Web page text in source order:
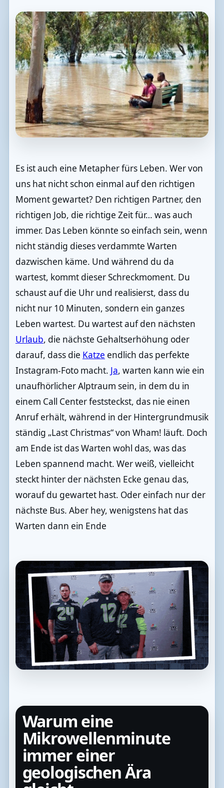
Es ist auch eine Metapher fürs Leben. Wer von
uns hat nicht schon einmal auf den richtigen
Moment gewartet? Den richtigen Partner, den
richtigen Job, die richtige Zeit für… was auch
immer. Das Leben könnte so einfach sein, wenn
nicht ständig dieses verdammte Warten
dazwischen käme. Und während du da
wartest, kommt dieser Schreckmoment. Du
schaust auf die Uhr und realisierst, dass du
nicht nur 10 Minuten, sondern ein ganzes
Leben wartest. Du wartest auf den nächsten
Urlaub, die nächste Gehaltserhöhung oder
darauf, dass die Katze endlich das perfekte
Instagram-Foto macht. Ja, warten kann wie ein
unaufhörlicher Alptraum sein, in dem du in
einem Call Center feststeckst, das nie einen
Anruf erhält, während in der Hintergrundmusik
ständig „Last Christmas“ von Wham! läuft. Doch
am Ende ist das Warten wohl das, was das
Leben spannend macht. Wer weiß, vielleicht
steckt hinter der nächsten Ecke genau das,
worauf du gewartet hast. Oder einfach nur der
nächste Bus. Aber hey, wenigstens hat das
Warten dann ein Ende
Warum eine
Mikrowellenminute
immer einer
geologischen Ära